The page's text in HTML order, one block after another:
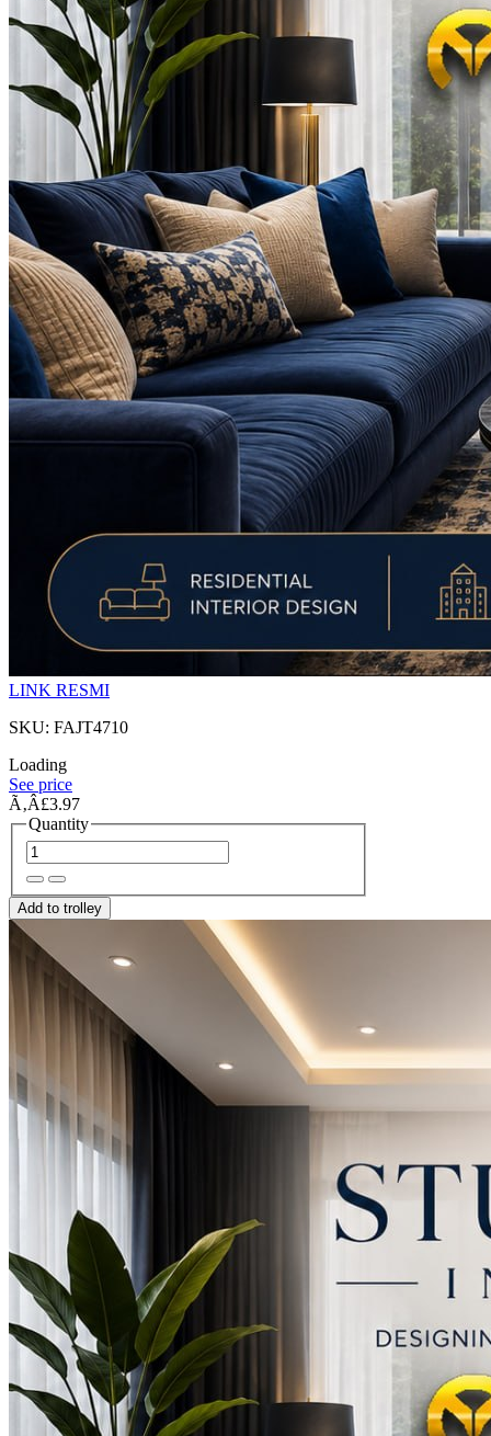
LINK RESMI
SKU: FAJT4710
Loading
See price
Ã‚Â£3.97
Quantity
Add to trolley